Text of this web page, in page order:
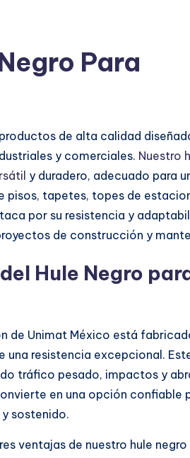
Para
de alta calidad
y comerciales. Nuestro
y duradero, adecuado para
pisos, tapetes, topes de
por su resistencia y
de construcción y
Hule Negro
de Unimat México está
resistencia excepcional.
tráfico pesado, impactos y
en una opción confiable
sostenido.
ventajas de nuestro hule negro